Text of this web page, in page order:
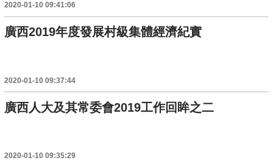
2020-01-10 09:41:06
廣西2019年度發展村級集體經濟紀實
2020-01-10 09:37:44
廣西人大及其常委會2019工作回眸之二
2020-01-10 09:35:29